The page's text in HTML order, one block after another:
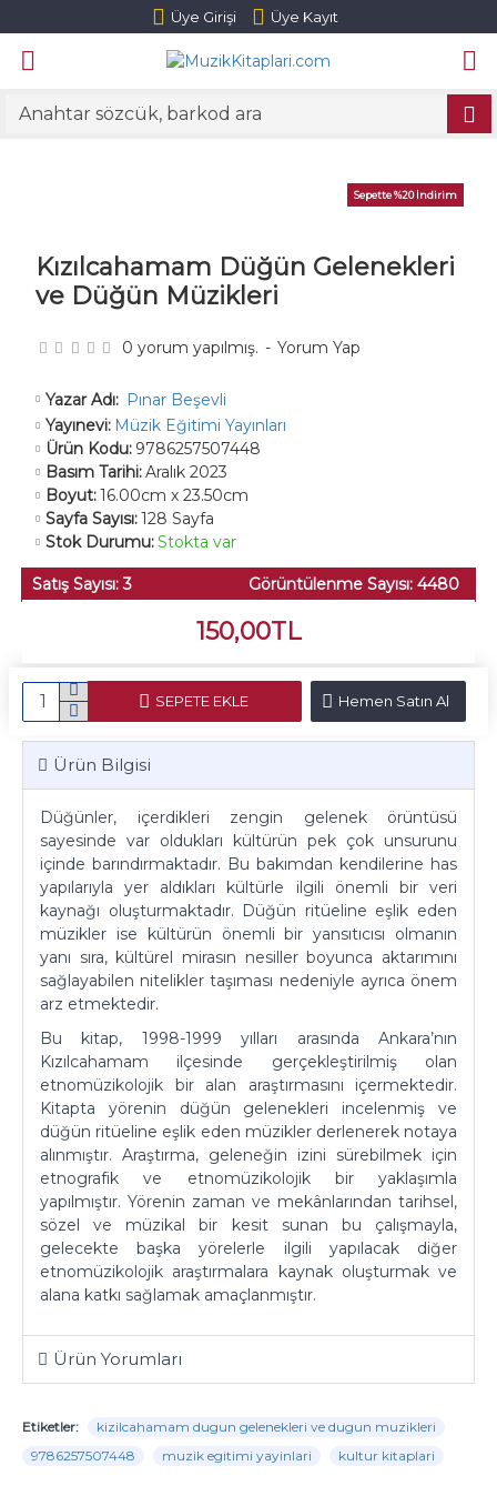
Üye Girişi Üye Kayıt
Sepette %20 İndirim
Kızılcahamam Düğün Gelenekleri
ve Düğün Müzikleri
Yazar Adı: Pınar Beşevli
Yayınevi: Müzik Eğitimi Yayınları
Ürün Kodu: 9786257507448
Basım Tarihi:Aralık 2023
Boyut:16.00cm x 23.50cm
Sayfa Sayısı:128 Sayfa
Stok Durumu:Stokta var
Satış Sayısı: 3 Görüntülenme Sayısı: 4480
0 yorum yapılmış. - Yorum Yap
150,00TL
SEPETE EKLE Hemen Satın Al
Ürün Bilgisi
Düğünler, içerdikleri zengin gelenek örüntüsü
sayesinde var oldukları kültürün pek çok unsurunu
içinde barındırmaktadır. Bu bakımdan kendilerine has
yapılarıyla yer aldıkları kültürle ilgili önemli bir veri
kaynağı oluşturmaktadır. Düğün ritüeline eşlik eden
müzikler ise kültürün önemli bir yansıtıcısı olmanın
yanı sıra, kültürel mirasın nesiller boyunca aktarımını
sağlayabilen nitelikler taşıması nedeniyle ayrıca önem
arz etmektedir.
Bu kitap, 1998-1999 yılları arasında Ankara’nın
Kızılcahamam ilçesinde gerçekleştirilmiş olan
etnomüzikolojik bir alan araştırmasını içermektedir.
Kitapta yörenin düğün gelenekleri incelenmiş ve
düğün ritüeline eşlik eden müzikler derlenerek notaya
alınmıştır. Araştırma, geleneğin izini sürebilmek için
etnografik ve etnomüzikolojik bir yaklaşımla
yapılmıştır. Yörenin zaman ve mekânlarından tarihsel,
sözel ve müzikal bir kesit sunan bu çalışmayla,
gelecekte başka yörelerle ilgili yapılacak diğer
etnomüzikolojik araştırmalara kaynak oluşturmak ve
alana katkı sağlamak amaçlanmıştır.
Ürün Yorumları
Etiketler:
kizilcahamam dugun gelenekleri ve dugun muzikleri
9786257507448
muzik egitimi yayinlari kultur kitaplari